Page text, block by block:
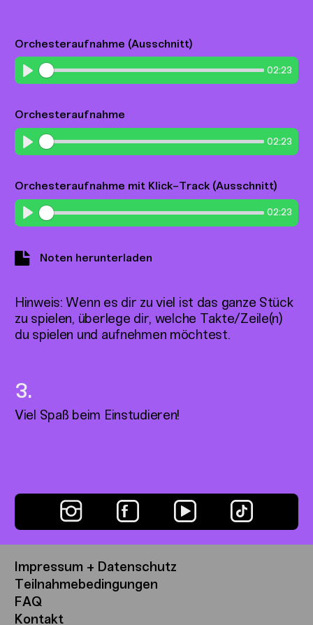
Orchesteraufnahme (Ausschnitt)
Play
02:23
Orchesteraufnahme
Play
02:23
Orchesteraufnahme mit Klick-Track (Ausschnitt)
Play
02:23
Noten herunterladen
Hinweis: Wenn es dir zu viel ist das ganze Stück
zu spielen, überlege dir, welche Takte/Zeile(n)
du spielen und aufnehmen möchtest.
Viel Spaß beim Einstudieren!
Impressum + Datenschutz
Teilnahmebedingungen
FAQ
Kontakt